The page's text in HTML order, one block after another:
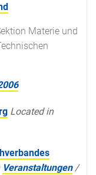
Materie und
Located in
Veranstaltungen /